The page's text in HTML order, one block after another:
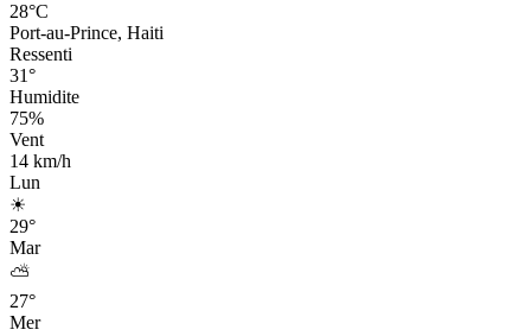
28°C
Port-au-Prince, Haiti
Ressenti
31°
Humidite
75%
Vent
14 km/h
Lun
☀
29°
Mar
⛅
27°
Mer